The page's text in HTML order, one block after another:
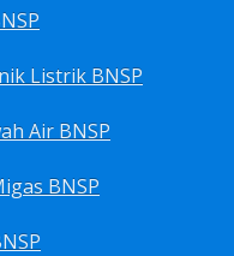
Listrik BNSP
Air BNSP
BNSP